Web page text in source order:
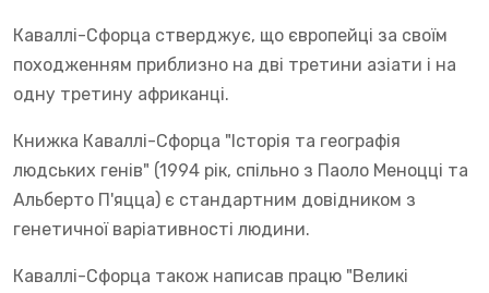
Каваллі-Сфорца стверджує, що європейці за своїм
походженням приблизно на дві третини азіати і на
одну третину африканці.
Книжка Каваллі-Сфорца "Історія та географія
людських генів" (1994 рік, спільно з Паоло Меноцці та
Альберто П'яцца) є стандартним довідником з
генетичної варіативності людини.
Каваллі-Сфорца також написав працю "Великі